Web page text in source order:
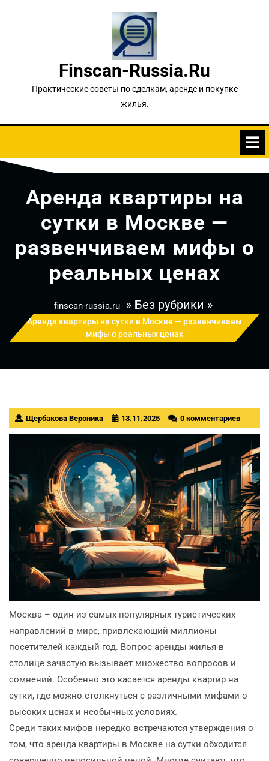
Finscan-Russia.ru
Практические советы по сделкам, аренде и покупке
жилья.
Аренда квартиры на
сутки в Москве —
развенчиваем мифы о
реальных ценах
finscan-russia.ru» Без рубрики »
Аренда квартиры на сутки в Москве — развенчиваем
мифы о реальных ценах
Щербакова Вероника 13.11.2025 0 комментариев
Москва – один из самых популярных туристических
направлений в мире, привлекающий миллионы
посетителей каждый год. Вопрос аренды жилья в
столице зачастую вызывает множество вопросов и
сомнений. Особенно это касается аренды квартир на
сутки, где можно столкнуться с различными мифами о
высоких ценах и необычных условиях.
Среди таких мифов нередко встречаются утверждения о
том, что аренда квартиры в Москве на сутки обходится